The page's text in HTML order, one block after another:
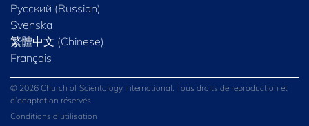
Русский (Russian)
Svenska
繁體中文 (Chinese)
Français
© 2026 Church of Scientology International. Tous droits de reproduction et
d’adaptation réservés.
Conditions d’utilisation